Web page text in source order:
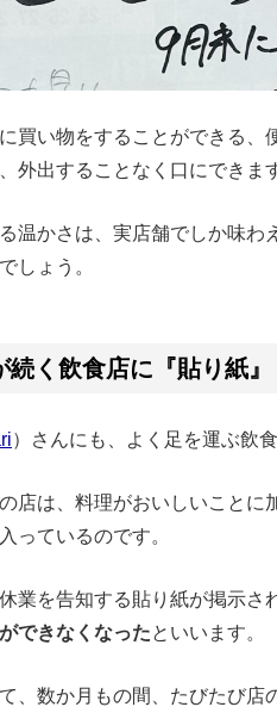
買い物をすることができる、
外出することなく口にできま
温かさは、実店舗でしか味わ
しょう。
く飲食店に『貼り紙』
）さんにも、よく足を運ぶ飲
店は、料理がおいしいことに
っているのです。
業を告知する貼り紙が掲示さ
できなくなったといいます。
、数か月もの間、たびたび店